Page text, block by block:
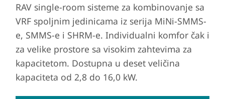
RAV single-room sisteme za kombinovanje sa
VRF spoljnim jedinicama iz serija MiNi-SMMS-
e, SMMS-e i SHRM-e. Individualni komfor čak i
za velike prostore sa visokim zahtevima za
kapacitetom. Dostupna u deset veličina
kapaciteta od 2,8 do 16,0 kW.